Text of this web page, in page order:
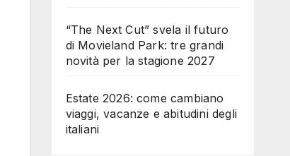
“The Next Cut” svela il futuro
di Movieland Park: tre grandi
novità per la stagione 2027
Estate 2026: come cambiano
viaggi, vacanze e abitudini degli
italiani